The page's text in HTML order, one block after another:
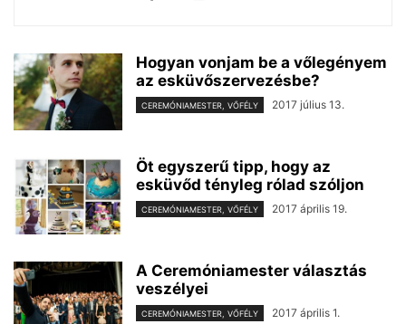
Hogyan vonjam be a vőlegényem
az esküvőszervezésbe?
CEREMÓNIAMESTER, VŐFÉLY 2017 július 13.
Öt egyszerű tipp, hogy az
esküvőd tényleg rólad szóljon
CEREMÓNIAMESTER, VŐFÉLY 2017 április 19.
A Ceremóniamester választás
veszélyei
CEREMÓNIAMESTER, VŐFÉLY 2017 április 1.